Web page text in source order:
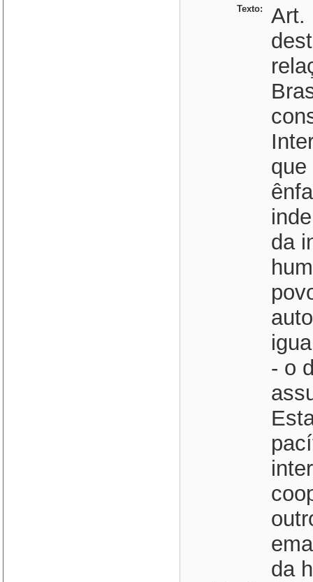
Texto:
Art.
que
da
- o
da